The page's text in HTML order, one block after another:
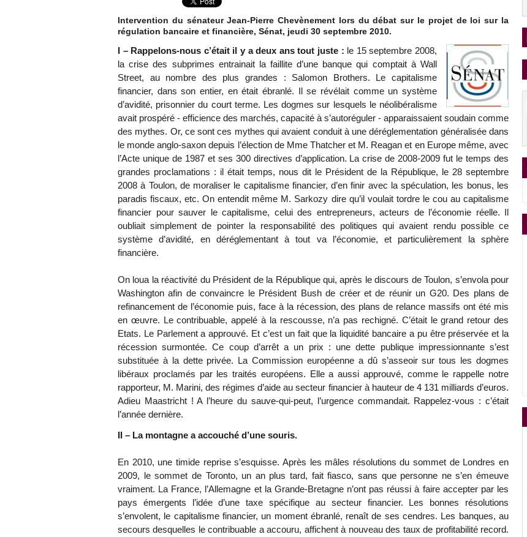
Intervention du sénateur Jean-Pierre Chevènement lors du débat sur le projet de loi sur la
régulation bancaire et financière, Sénat, jeudi 30 septembre 2010.
I – Rappelons-nous c’était il y a deux ans tout juste : le 15 septembre 2008,
la crise des subprimes entrainait la faillite d’une banque qui comptait à Wall
Street, au nombre des plus grandes : Salomon Brothers. Le capitalisme
financier, dans son entier, en était ébranlé. Il se révélait comme un système
d’avidité, prisonnier du court terme. Les dogmes sur lesquels le néolibéralisme
avait prospéré - efficience des marchés, capacité à s’autoréguler - apparaissaient soudain comme
des mythes. Or, ce sont ces mythes qui avaient conduit à une déréglementation généralisée dans
le monde anglo-saxon depuis l’élection de Mme Thatcher et M. Reagan et en Europe même, avec
l’Acte unique de 1987 et ses 300 directives d’application. La crise de 2008-2009 fut le temps des
grandes proclamations : il était temps, nous dit le Président de la République, le 28 septembre
2008 à Toulon, de moraliser le capitalisme financier, d’en finir avec la spéculation, les bonus, les
paradis fiscaux, etc. On entendit même M. Sarkozy dire qu’il voulait tordre le cou au capitalisme
financier pour sauver le capitalisme, celui des entrepreneurs, acteurs de l’économie réelle. Il
oubliait simplement de pointer la responsabilité des politiques qui avaient rendu possible ce
système d’avidité, en déréglementant à tout va l’économie, et particulièrement la sphère
financière.
On loua la réactivité du Président de la République qui, après le discours de Toulon, s’envola pour
Washington afin de convaincre le Président Bush de créer et de réunir un G20. Des plans de
refinancement de l’économie puis, face à la récession, des plans de relance massifs ont été mis
en œuvre. Le contribuable, appelé à la rescousse, n’a pas rechigné. C’était le grand retour des
Etats. Le Parlement a approuvé. Et c’est un fait que la liquidité bancaire a pu être préservée et la
récession surmontée. Ce coup d’arrêt a un prix : une dette publique impressionnante s’est
substituée à la dette privée. La Commission européenne a dû s’asseoir sur tous les dogmes
libéraux proclamés par les traités européens. Elle a aussi approuvé, comme le rappelle notre
rapporteur, M. Marini, des régimes d’aide au secteur financier à hauteur de 4 131 milliards d’euros.
Adieu Maastricht ! A l’heure du sauve-qui-peut, l’urgence commandait. Rappelez-vous : c’était
l’année dernière.
II – La montagne a accouché d’une souris.
En 2010, une timide reprise s’esquisse. Après les mâles résolutions du sommet de Londres en
2009, le sommet de Toronto, un an plus tard, fait fiasco, sans que personne ne s’en émeuve
vraiment. La France, l’Allemagne et la Grande-Bretagne n’ont pas réussi à faire accepter par les
pays émergents l’idée d’une taxe spécifique au secteur financier. Les bonnes résolutions
s’envolent, le capitalisme financier, un moment ébranlé, renaît de ses cendres. Les banques, au
secours desquelles le contribuable a accouru, affichent à nouveau des taux de profitabilité record.